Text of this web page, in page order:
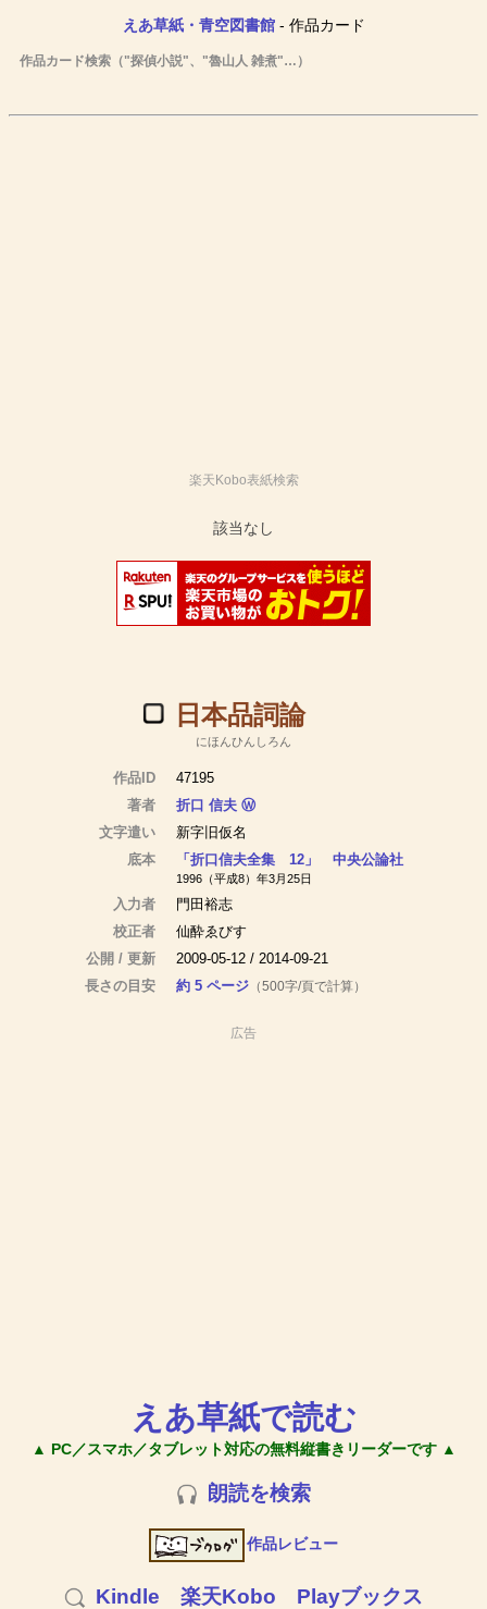
えあ草紙・青空図書館- 作品カード
作品カード検索（"探偵小説"、"魯山人 雑煮"…）
楽天Kobo表紙検索
日本品詞論
にほんひんしろん
作品ID
47195
著者
折口 信夫 Ⓦ
文字遣い
新字旧仮名
底本
「折口信夫全集 12」 中央公論社
1996（平成8）年3月25日
入力者
門田裕志
校正者
仙酔ゑびす
公開 / 更新
2009-05-12 / 2014-09-21
長さの目安
約 5 ページ（500字/頁で計算）
広告
えあ草紙で読む
▲ PC／スマホ／タブレット対応の無料縦書きリーダーです ▲
朗読を検索
作品レビュー
Kindle 楽天Kobo Playブックス